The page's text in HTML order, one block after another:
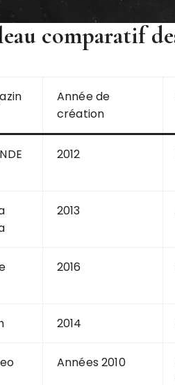
comparatif
Année de
création
2012
2013
2016
2014
Années 2010